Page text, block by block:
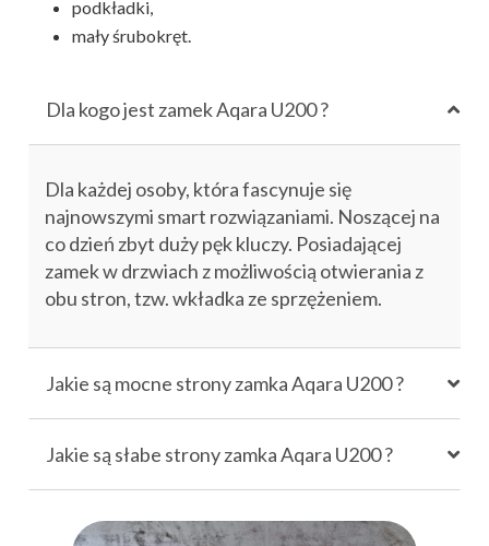
podkładki,
mały śrubokręt.
Dla kogo jest zamek Aqara U200 ?
Dla każdej osoby, która fascynuje się
najnowszymi smart rozwiązaniami. Noszącej na
co dzień zbyt duży pęk kluczy. Posiadającej
zamek w drzwiach z możliwością otwierania z
obu stron, tzw. wkładka ze sprzężeniem.
Jakie są mocne strony zamka Aqara U200 ?
Jakie są słabe strony zamka Aqara U200 ?